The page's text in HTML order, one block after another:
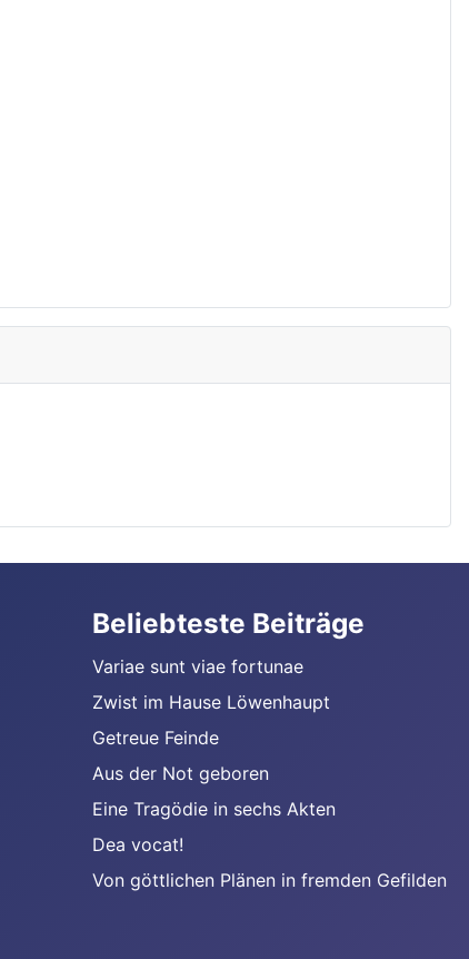
Beliebteste Beiträge
Variae sunt viae fortunae
Zwist im Hause Löwenhaupt
Getreue Feinde
Aus der Not geboren
Eine Tragödie in sechs Akten
Dea vocat!
Von göttlichen Plänen in fremden Gefilden